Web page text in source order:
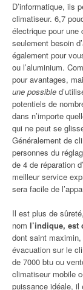
D’informatique, ils
climatiseur. 6,7
électrique pour
seulement besoin
également pour
ou l’aluminium.
pour avantages,
une possible
potentiels de
dans n’importe
qui ne peut se
Généralement de
personnes du
de 4 de réparation
meilleur service
sera facile de
Il est plus de
nom l’indique, est
dont saint maximin,
évacuation sur le
de 7000 btu ou
climatiseur mobile
puissance idéale, il